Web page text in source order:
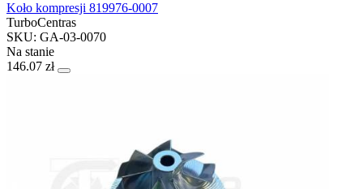
Koło kompresji 819976-0007
TurboCentras
SKU: GA-03-0070
Na stanie
146.07 zł